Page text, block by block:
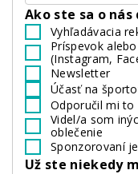
Ako ste sa o
Vyhľadávacia
Príspevok
(Instagram,
Newsletter
Účasť na
Odporučil mi to
Videl/a som
oblečenie
Sponzorovaní
Už ste niekedy